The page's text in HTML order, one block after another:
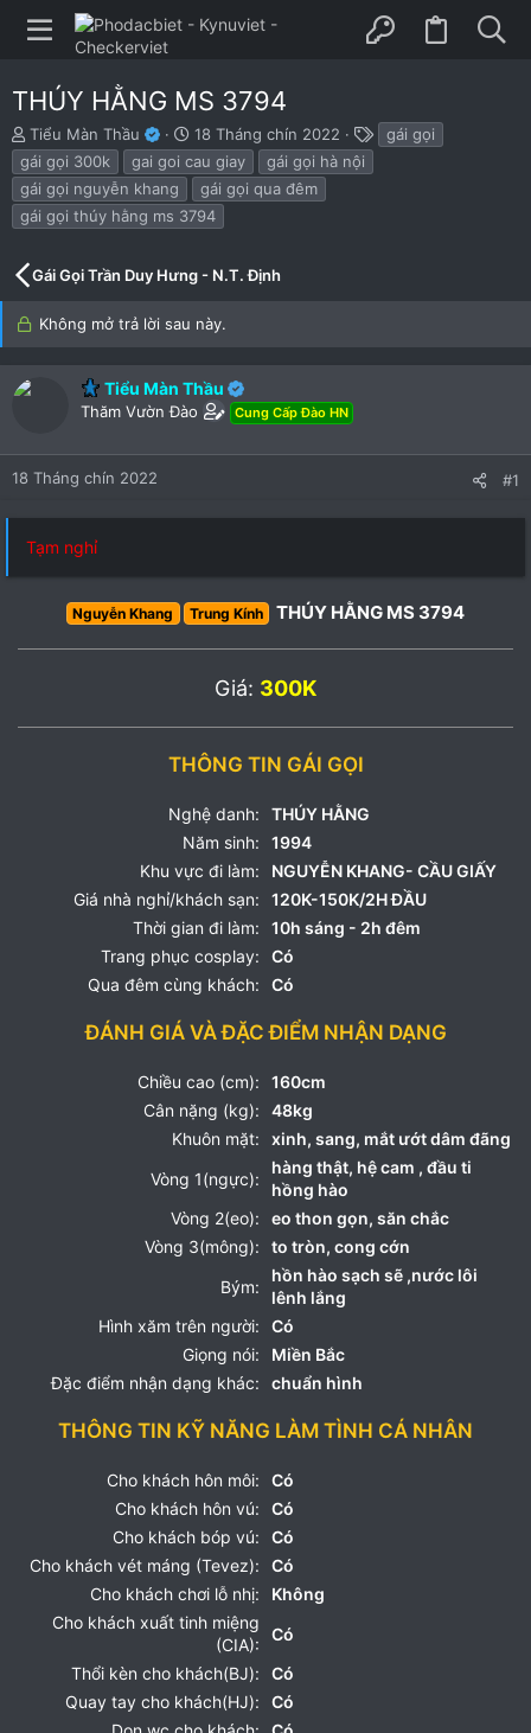
THÚY HẰNG MS 3794
B
ắ
t
đ
ầ
Tiểu Màn Thầu
N
g
à
y
b
đ
u
18 Tháng chín 2022
h
gái gọi
gái gọi 300k
gai goi cau giay
gái gọi hà nội
gái gọi nguyễn khang
gái gọi qua đêm
gái gọi thúy hằng ms 3794
Gái Gọi Trần Duy Hưng - N.T. Định
Không mở trả lời sau này.
Tiểu Màn Thầu
Thăm Vườn Đào Cung Cấp Đào HN
18 Tháng chín 2022 #1
Tạm nghỉ
Nguyễn Khang Trung Kính THÚY HẰNG MS 3794
Giá: 300K
THÔNG TIN GÁI GỌI
Nghệ danh:
THÚY HẰNG
Năm sinh:
1994
Khu vực đi làm:
NGUYỄN KHANG- CẦU GIẤY
Giá nhà nghỉ/khách sạn:
120K-150K/2H ĐẦU
Thời gian đi làm:
10h sáng - 2h đêm
Trang phục cosplay:
Có
Qua đêm cùng khách:
Có
ĐÁNH GIÁ VÀ ĐẶC ĐIỂM NHẬN DẠNG
Chiều cao (cm):
160cm
Cân nặng (kg):
48kg
Khuôn mặt:
xinh, sang, mắt ướt dâm đãng
Vòng 1(ngực):
hàng thật, hệ cam , đầu ti
hồng hào
Vòng 2(eo):
eo thon gọn, săn chắc
Vòng 3(mông):
to tròn, cong cớn
Bým:
hồn hào sạch sẽ ,nước lôi
lênh lắng
Hình xăm trên người:
Có
Giọng nói:
Miền Bắc
Đặc điểm nhận dạng khác:
chuẩn hình
THÔNG TIN KỸ NĂNG LÀM TÌNH CÁ NHÂN
Cho khách hôn môi:
Có
Cho khách hôn vú:
Có
Cho khách bóp vú:
Có
Cho khách vét máng (Tevez):
Có
Cho khách chơi lỗ nhị:
Không
Cho khách xuất tinh miệng
(CIA):
Có
Thổi kèn cho khách(BJ):
Có
Quay tay cho khách(HJ):
Có